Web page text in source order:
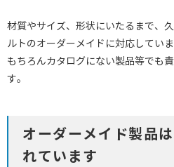
材質やサイズ、形状にいたるまで、
ルトのオーダーメイドに対応していま
もちろんカタログにない製品等でも
す。
オーダーメイド製品
れています